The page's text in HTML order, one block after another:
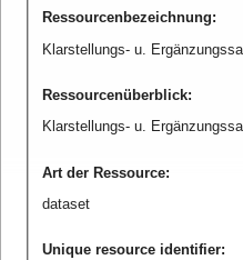
Ressourcenbezeichnung:
Klarstellungs- u.
Ressourcenüberblick:
Klarstellungs- u.
Art der Ressource:
dataset
Unique resource identifier: